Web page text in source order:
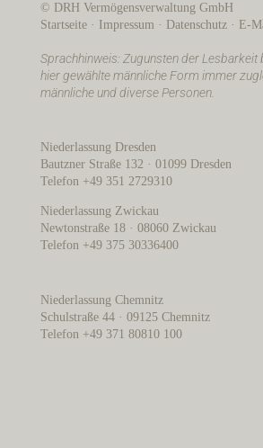
© DRH Vermögensverwaltung GmbH
Startseite· Impressum · Datenschutz· E-
Sprachhinweis: Zugunsten der Lesbarkeit
hier gewählte männliche Form immer
männliche und diverse Personen.
Niederlassung Dresden
Bautzner Straße 132 · 01099 Dresden
Telefon +49 351 2729310
Niederlassung Zwickau
Newtonstraße 18 · 08060 Zwickau
Telefon +49 375 30336400
Niederlassung Chemnitz
Schulstraße 44 · 09125 Chemnitz
Telefon +49 371 80810 100